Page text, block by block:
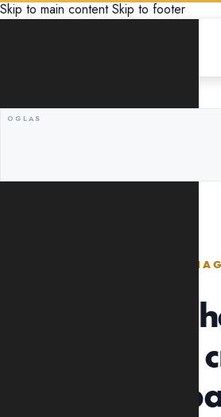
Skip to main content Skip to footer
"NEKA NAM GOSPOD DA
Mitropolit
Pravoslavna
upokojenje